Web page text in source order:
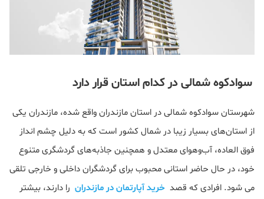
سوادکوه شمالی در کدام استان قرار دارد
شهرستان سوادکوه شمالی در استان مازندران واقع شده، مازندران یکی
از استان‌های بسیار زیبا در شمال کشور است که به دلیل چشم انداز
فوق العاده، آب‌وهوای معتدل و همچنین جاذبه‌های گردشگری متنوع
خود، در حال حاضر استانی محبوب برای گردشگران داخلی و خارجی تلقی
می شود. افرادی که قصد خرید آپارتمان در مازندران را دارند، بیشتر